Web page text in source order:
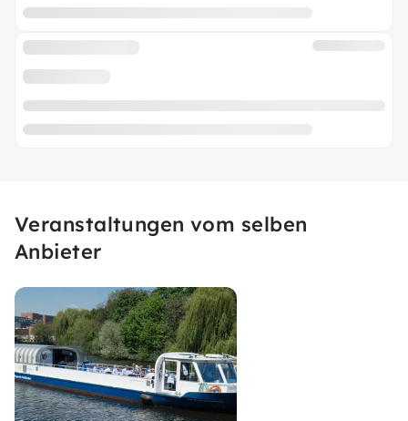
Veranstaltungen vom selben
Anbieter